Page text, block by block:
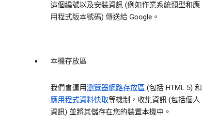
這個編號以及安裝資訊 (例如作業系統類型和應
用程式版本號碼) 傳送給 Google。
本機存放區
我們會運用瀏覽器網路存放區 (包括 HTML 5) 和
應用程式資料快取等機制，收集資訊 (包括個人
資訊) 並將其儲存在您的裝置本機中。